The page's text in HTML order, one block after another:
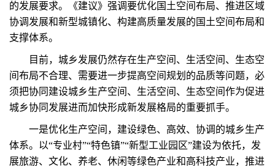
的发展要求。《建议》强调要优化国土空间布局、推进区域
协调发展和新型城镇化、构建高质量发展的国土空间布局和
支撑体系。
目前，城乡发展仍然存在生产空间、生活空间、生态空
间布局不合理、需要进一步提高空间规划的品质等问题，必
须把协同建设城乡生产空间、生活空间、生态空间作为促进
城乡协同发展进而加快形成新发展格局的重要抓手。
一是优化生产空间，建设绿色、高效、协调的城乡生产
体系。以“专业村”“特色镇”“新型工业园区”建设为依托，发
展旅游、文化、养老、休闲等绿色产业和高科技产业，推进